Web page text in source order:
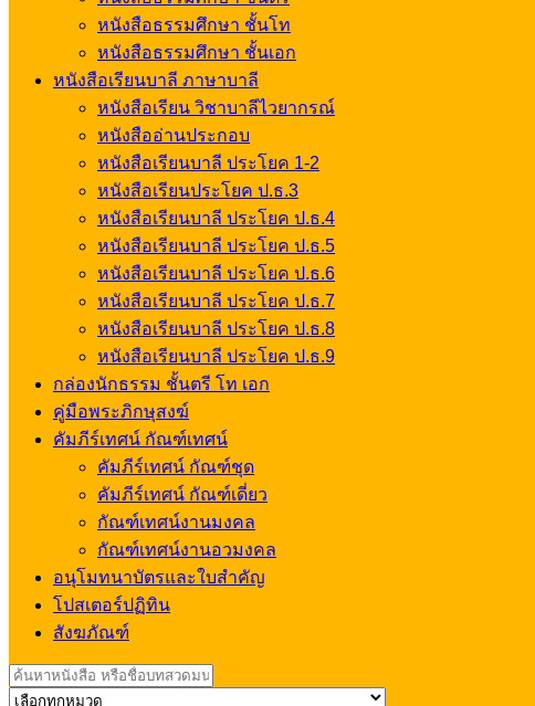
หนังสือธรรมศึกษา ชั้นโท
หนังสือธรรมศึกษา ชั้นเอก
หนังสือเรียนบาลี ภาษาบาลี
หนังสือเรียน วิชาบาลีไวยากรณ์
หนังสืออ่านประกอบ
หนังสือเรียนบาลี ประโยค 1-2
หนังสือเรียนประโยค ป.ธ.3
หนังสือเรียนบาลี ประโยค ป.ธ.4
หนังสือเรียนบาลี ประโยค ป.ธ.5
หนังสือเรียนบาลี ประโยค ป.ธ.6
หนังสือเรียนบาลี ประโยค ป.ธ.7
หนังสือเรียนบาลี ประโยค ป.ธ.8
หนังสือเรียนบาลี ประโยค ป.ธ.9
กล่องนักธรรม ชั้นตรี โท เอก
คู่มือพระภิกษุสงฆ์
คัมภีร์เทศน์ กัณฑ์เทศน์
คัมภีร์เทศน์ กัณฑ์ชุด
คัมภีร์เทศน์ กัณฑ์เดี่ยว
กัณฑ์เทศน์งานมงคล
กัณฑ์เทศน์งานอวมงคล
อนุโมทนาบัตรและใบสำคัญ
โปสเตอร์ปฏิทิน
สังฆภัณฑ์
Search
for: